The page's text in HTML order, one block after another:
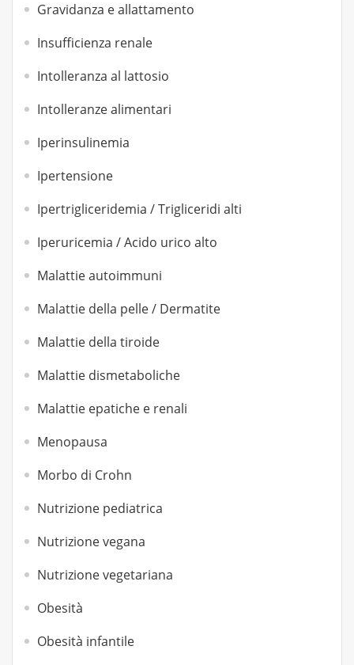
Gravidanza e allattamento
Insufficienza renale
Intolleranza al lattosio
Intolleranze alimentari
Iperinsulinemia
Ipertensione
Ipertrigliceridemia / Trigliceridi alti
Iperuricemia / Acido urico alto
Malattie autoimmuni
Malattie della pelle / Dermatite
Malattie della tiroide
Malattie dismetaboliche
Malattie epatiche e renali
Menopausa
Morbo di Crohn
Nutrizione pediatrica
Nutrizione vegana
Nutrizione vegetariana
Obesità
Obesità infantile